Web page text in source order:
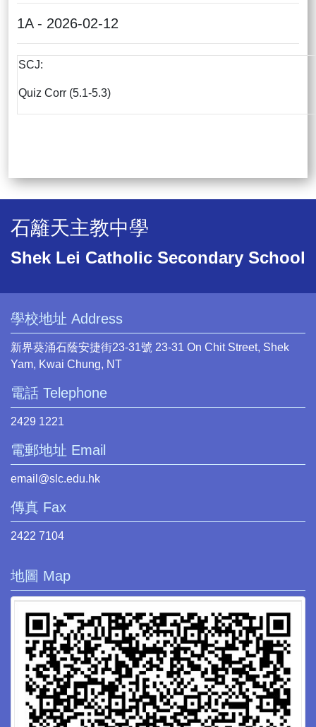
1A - 2026-02-12
SCJ:
Quiz Corr (5.1-5.3)
石籬天主教中學
Shek Lei Catholic Secondary School
學校地址 Address
新界葵涌石蔭安捷街23-31號 23-31 On Chit Street, Shek
Yam, Kwai Chung, NT
電話 Telephone
2429 1221
電郵地址 Email
email@slc.edu.hk
傳真 Fax
2422 7104
地圖 Map